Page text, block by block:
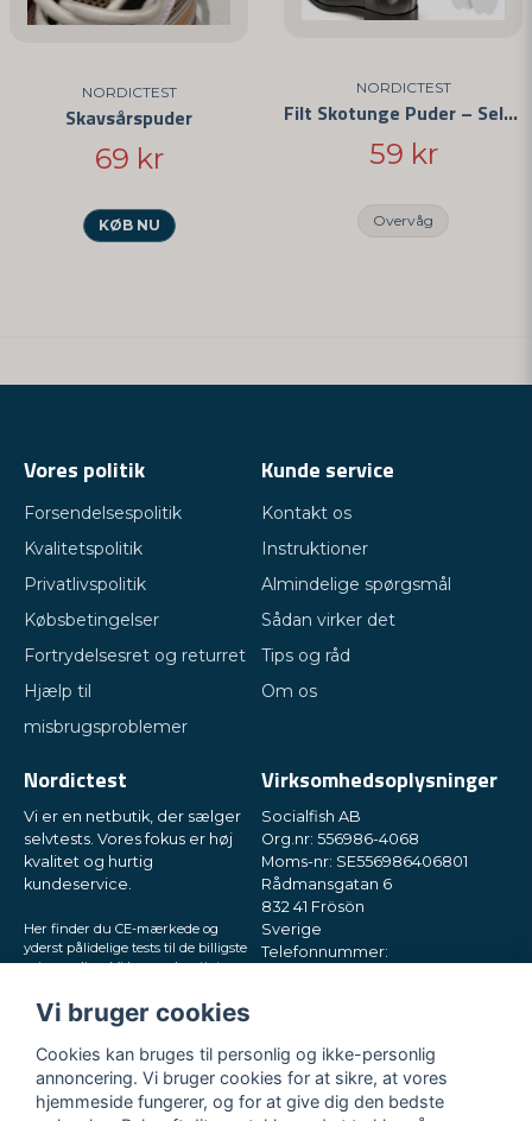
NORDICTEST
Skavsårspuder
69 kr
KØB NU
NORDICTEST
Filt Skotunge Puder – Selvklæbende Anti-Skav Pads
59 kr
Overvåg
Vores politik
Forsendelsespolitik
Kvalitetspolitik
Privatlivspolitik
Købsbetingelser
Fortrydelsesret og returret
Hjælp til
misbrugsproblemer
Kunde service
Kontakt os
Instruktioner
Almindelige spørgsmål
Sådan virker det
Tips og råd
Om os
Nordictest
Vi er en netbutik, der sælger
selvtests. Vores fokus er høj
kvalitet og hurtig
kundeservice.
Her finder du CE-mærkede og
yderst pålidelige tests til de billigste
priser online. Vi leverer hurtigt
diskrete pakker. Prøv os!
Virksomhedsoplysninger
Socialfish AB
Org.nr: 556986-4068
Moms-nr: SE556986406801
Rådmansgatan 6
832 41 Frösön
Sverige
Telefonnummer:
Man-fre kl. 10-17
Vi bruger cookies
Cookies kan bruges til personlig og ikke-personlig
annoncering. Vi bruger cookies for at sikre, at vores
hjemmeside fungerer, og for at give dig den bedste